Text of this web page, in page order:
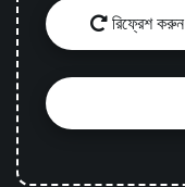
রিফ্রেশ করুন